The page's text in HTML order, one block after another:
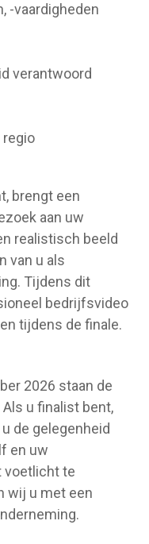
-vaardigheden
verantwoord
regio
brengt een
aan uw
realistisch beeld
van u als
Tijdens dit
bedrijfsvideo
tijdens de finale.
2026 staan de
u finalist bent,
de gelegenheid
en uw
voetlicht te
wij u met een